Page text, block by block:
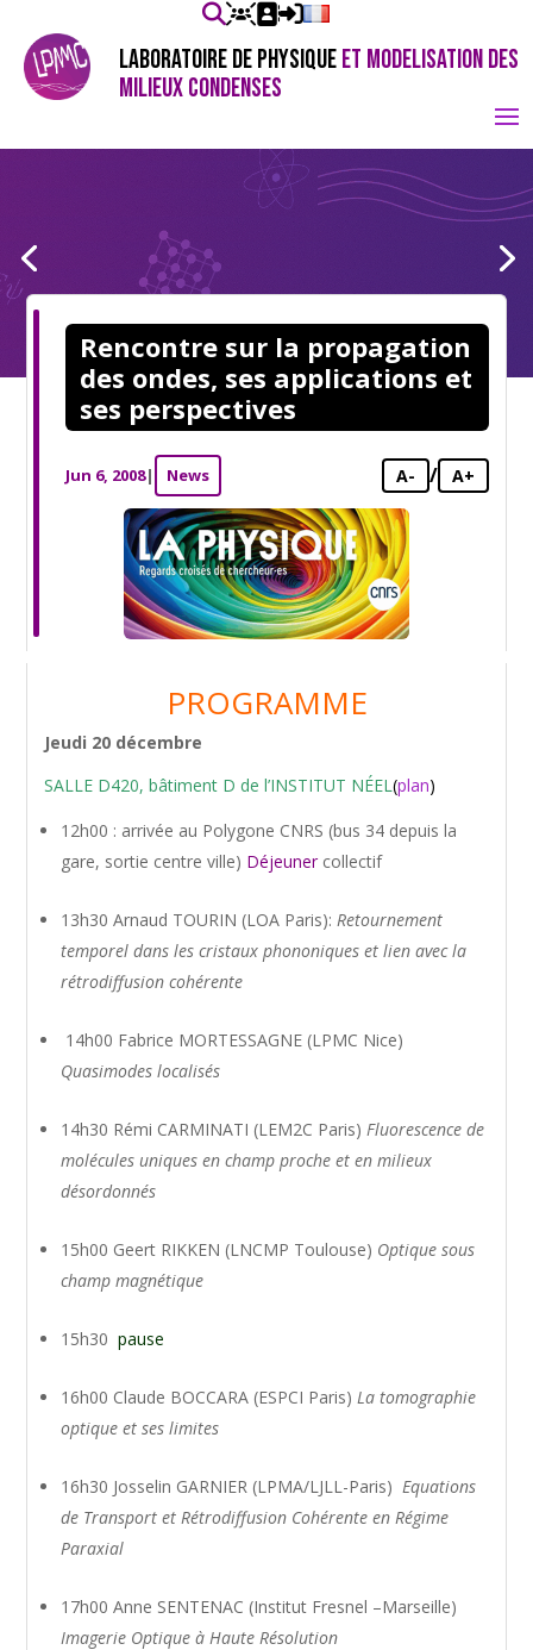
LABORATOIRE DE PHYSIQUEET MODELISATION DES
MILIEUX CONDENSES
Rencontre sur la propagation
des ondes, ses applications et
ses perspectives
Jun 6, 2008| News A- / A+
PROGRAMME
Jeudi 20 décembre
SALLE D420, bâtiment D de l’INSTITUT NÉEL(plan)
12h00 : arrivée au Polygone CNRS (bus 34 depuis la
gare, sortie centre ville) Déjeuner collectif
13h30 Arnaud TOURIN (LOA Paris):Retournement
temporel dans les cristaux phononiques et lien avec la
rétrodiffusion cohérente
14h00 Fabrice MORTESSAGNE (LPMC Nice)
Quasimodes localisés
14h30 Rémi CARMINATI (LEM2C Paris)Fluorescence de
molécules uniques en champ proche et en milieux
désordonnés
15h00 Geert RIKKEN (LNCMP Toulouse) Optique sous
champ magnétique
15h30pause
16h00 Claude BOCCARA (ESPCI Paris)La tomographie
optique et ses limites
16h30 Josselin GARNIER (LPMA/LJLL-Paris)Equations
de Transport et Rétrodiffusion Cohérente en Régime
Paraxial
17h00 Anne SENTENAC (Institut Fresnel –Marseille)
Imagerie Optique à Haute Résolution